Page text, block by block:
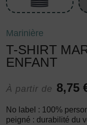
Marinière
T-SHIRT
ENFANT
À partir de 8,75
No label : 100%
peigné : durabilité du